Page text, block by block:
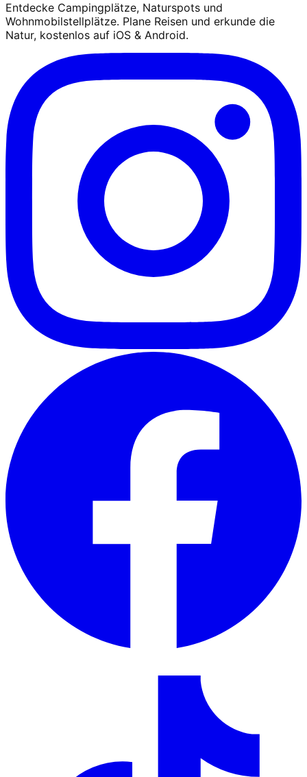
Entdecke Campingplätze, Naturspots und
Wohnmobilstellplätze. Plane Reisen und erkunde die
Natur, kostenlos auf iOS & Android.